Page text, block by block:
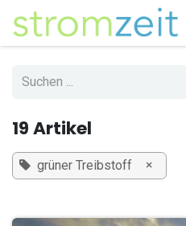
Zum Inhalt springen
19 Artikel
grüner Treibstoff ×